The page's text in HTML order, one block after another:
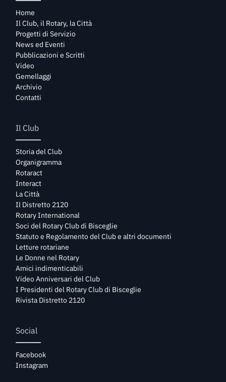
Home
Il Club, il Rotary, la Città
Progetti di Servizio
News ed Eventi
Pubblicazioni e Scritti
Video
Gemellaggi
Archivio
Contatti
Il Club
Storia del Club
Organigramma
Rotaract
Interact
La Città
Il Distretto 2120
Rotary International
Soci del Rotary Club di Bisceglie
Statuto e Regolamento del Club e altri documenti
Letture rotariane
Le Donne nel Rotary
Amici indimenticabili
Video Anniversari del Club
I Presidenti del Rotary Club di Bisceglie
Rivista Distretto 2120
Social
Facebook
Instagram